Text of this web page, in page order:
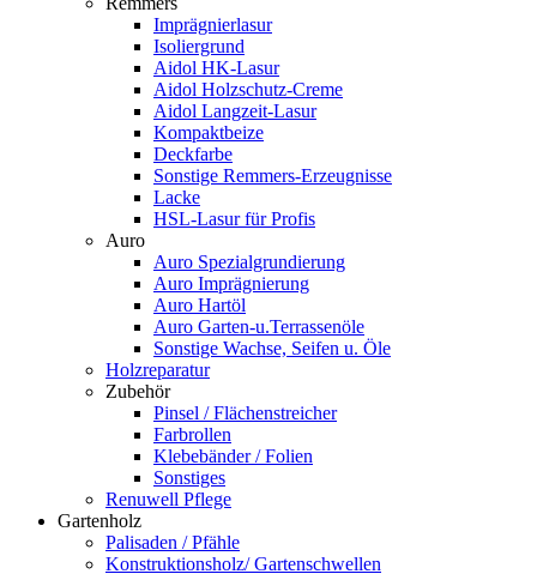
Imprägnierlasur
Isoliergrund
Aidol HK-Lasur
Aidol Holzschutz-Creme
Aidol Langzeit-Lasur
Kompaktbeize
Deckfarbe
Sonstige Remmers-Erzeugnisse
Lacke
HSL-Lasur für Profis
Auro
Auro Spezialgrundierung
Auro Imprägnierung
Auro Hartöl
Auro Garten-u.Terrassenöle
Sonstige Wachse, Seifen u. Öle
Holzreparatur
Zubehör
Pinsel / Flächenstreicher
Farbrollen
Klebebänder / Folien
Sonstiges
Renuwell Pflege
Gartenholz
Palisaden / Pfähle
Konstruktionsholz/ Gartenschwellen